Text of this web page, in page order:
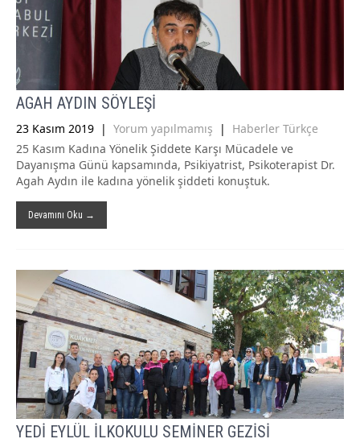
AGAH AYDIN SÖYLEŞİ
23 Kasım 2019 | Yorum yapılmamış | Haberler Türkçe
25 Kasım Kadına Yönelik Şiddete Karşı Mücadele ve
Dayanışma Günü kapsamında, Psikiyatrist, Psikoterapist Dr.
Agah Aydın ile kadına yönelik şiddeti konuştuk.
Devamını Oku →
YEDİ EYLÜL İLKOKULU SEMİNER GEZİSİ